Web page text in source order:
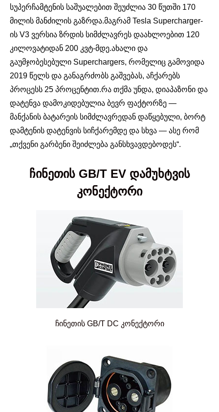
სუპერჩამტენის საშუალებით შეუძლია 30 წუთში 170
მილის მანძილის გაზრდა.მაგრამ Tesla Supercharger-
ის V3 ვერსია ზრდის სიმძლავრეს დაახლოებით 120
კილოვატიდან 200 კვტ-მდე.ახალი და
გაუმჯობესებული Superchargers, რომელიც გამოვიდა
2019 წელს და განაგრძობს გაშვებას, აჩქარებს
პროცესს 25 პროცენტით.რა თქმა უნდა, დიაპაზონი და
დატენვა დამოკიდებულია ბევრ ფაქტორზე —
მანქანის ბატარეის სიმძლავრედან დაწყებული, ბორტ
დამტენის დატენვის სიჩქარემდე და სხვა — ასე რომ
„თქვენი გარბენი შეიძლება განსხვავდებოდეს“.
ჩინეთის GB/T EV დამუხტვის
კონექტორი
ჩინეთის GB/T DC კონექტორი